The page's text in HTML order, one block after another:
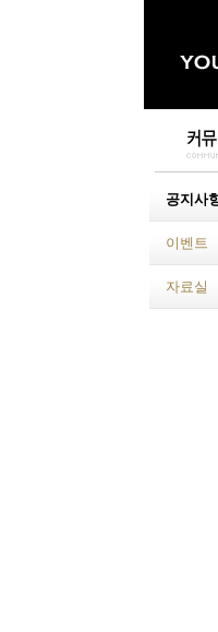
공지사
이벤트
자료실